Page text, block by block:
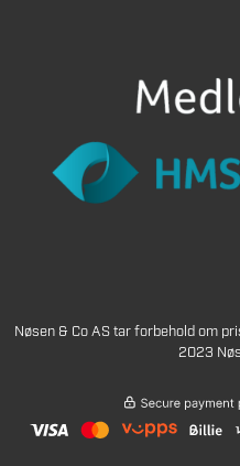
Nøsen & Co AS tar forbehold om
2023